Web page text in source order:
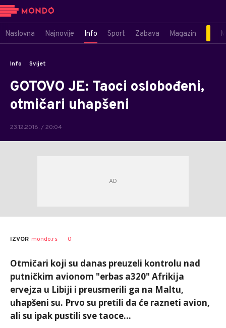
Naslovna Najnovije Info Sport Zabava Magazin
Info Svijet
GOTOVO JE: Taoci oslobođeni,
otmičari uhapšeni
23.12.2016. / 20:04
IZVOR mondo.rs 0
Otmičari koji su danas preuzeli kontrolu nad
putničkim avionom "erbas a320" Afrikija
ervejza u Libiji i preusmerili ga na Maltu,
uhapšeni su. Prvo su pretili da će razneti avion,
ali su ipak pustili sve taoce...